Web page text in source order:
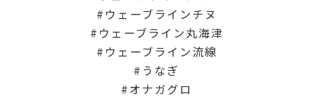
ウェーブラインチヌ
ウェーブライン丸海津
ウェーブライン流線
うなぎ
オナガグロ